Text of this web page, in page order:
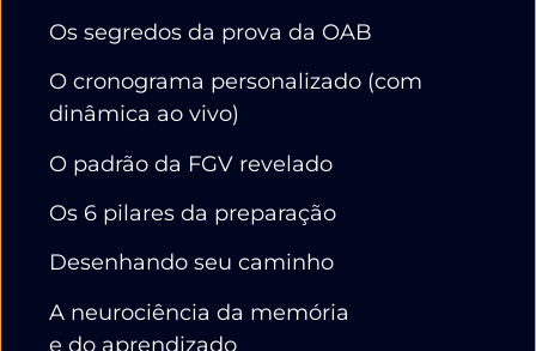
Os segredos da prova da OAB
O cronograma personalizado (com
dinâmica ao vivo)
O padrão da FGV revelado
Os 6 pilares da preparação
Desenhando seu caminho
A neurociência da memória
e do aprendizado